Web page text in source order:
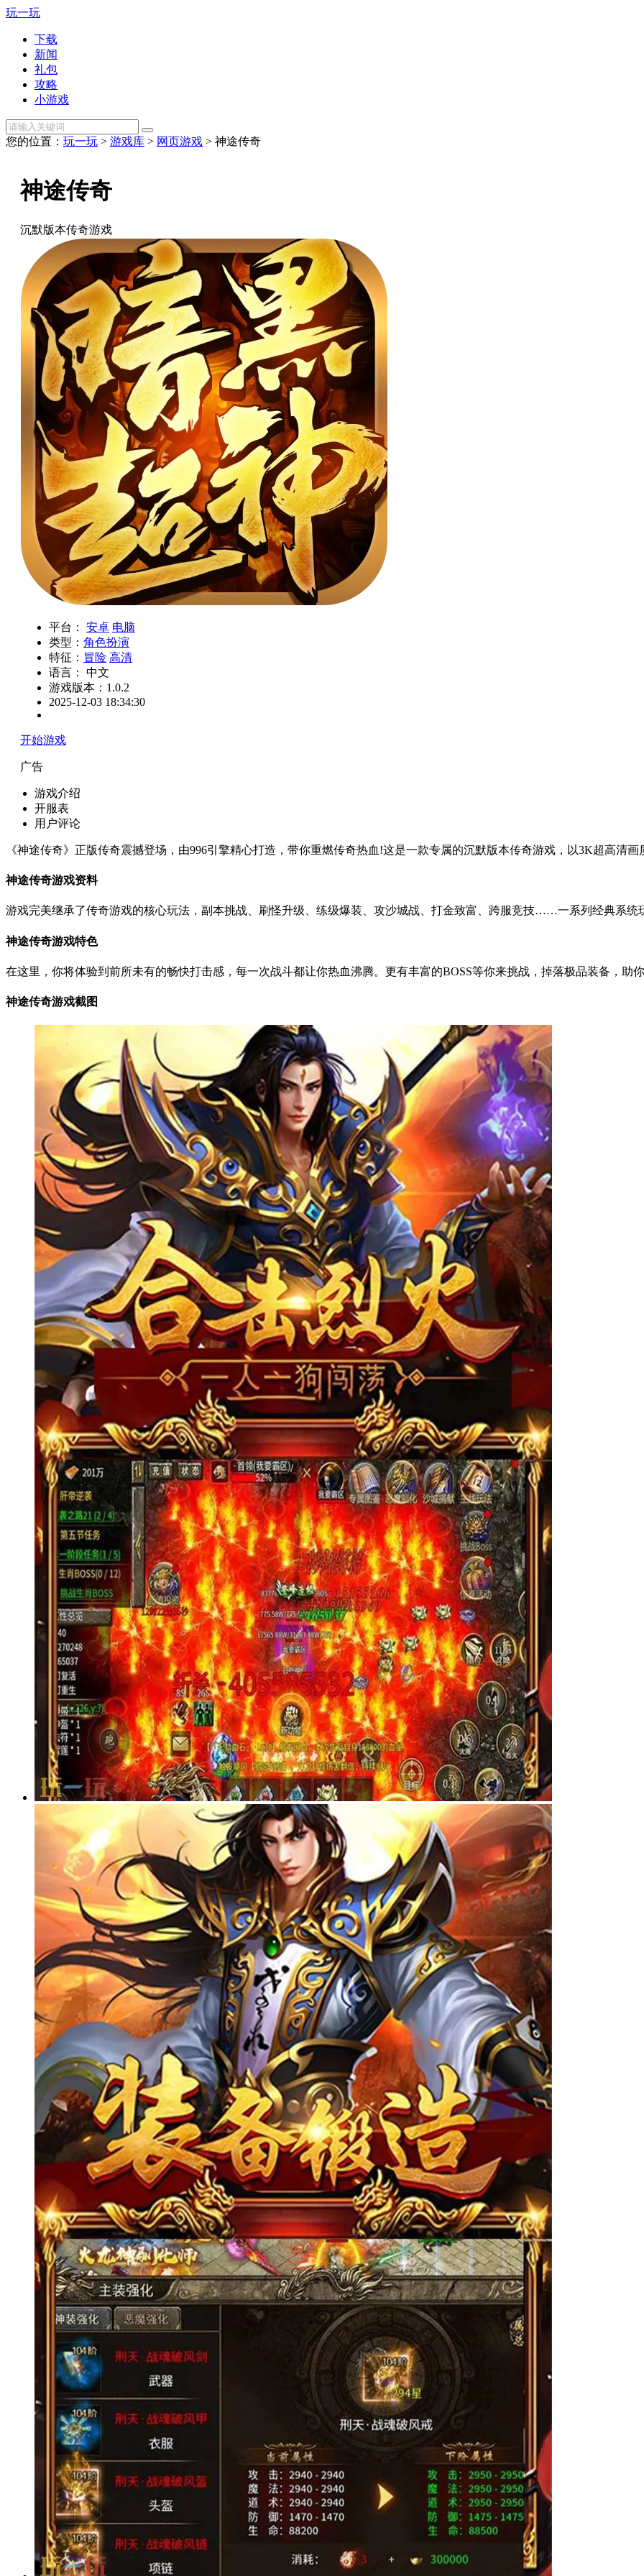
玩一玩
下载
新闻
礼包
攻略
小游戏
您的位置： 玩一玩 > 游戏库 > 网页游戏 > 神途传奇
神途传奇
沉默版本传奇游戏
平台： 安卓 电脑
类型： 角色扮演
特征： 冒险 高清
语言： 中文
游戏版本：1.0.2
2025-12-03 18:34:30
开始游戏
广告
游戏介绍
开服表
用户评论
《神途传奇》正版传奇震撼登场，由996引擎精心打造，带你重燃传奇热血!这是一款专属的沉默版本传奇游戏，以3K超高清画
神途传奇游戏资料
游戏完美继承了传奇游戏的核心玩法，副本挑战、刷怪升级、练级爆装、攻沙城战、打金致富、跨服竞技……一系列经典系统
神途传奇游戏特色
在这里，你将体验到前所未有的畅快打击感，每一次战斗都让你热血沸腾。更有丰富的BOSS等你来挑战，掉落极品装备，助你
神途传奇游戏截图